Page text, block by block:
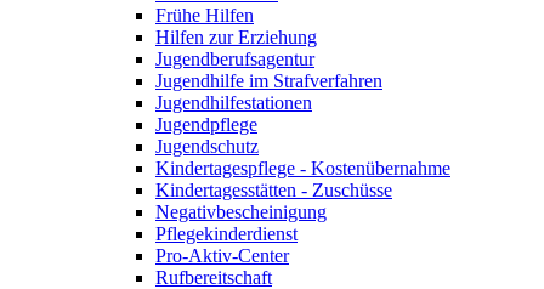
Frühe Hilfen
Hilfen zur Erziehung
Jugendberufsagentur
Jugendhilfe im Strafverfahren
Jugendhilfestationen
Jugendpflege
Jugendschutz
Kindertagespflege - Kostenübernahme
Kindertagesstätten - Zuschüsse
Negativbescheinigung
Pflegekinderdienst
Pro-Aktiv-Center
Rufbereitschaft